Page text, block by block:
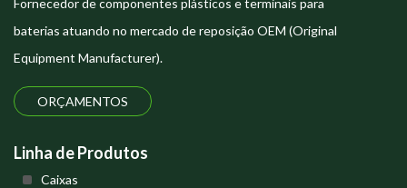
Fornecedor de componentes plásticos e terminais para
baterias atuando no mercado de reposição OEM (Original
Equipment Manufacturer).
ORÇAMENTOS
Linha de Produtos
Caixas